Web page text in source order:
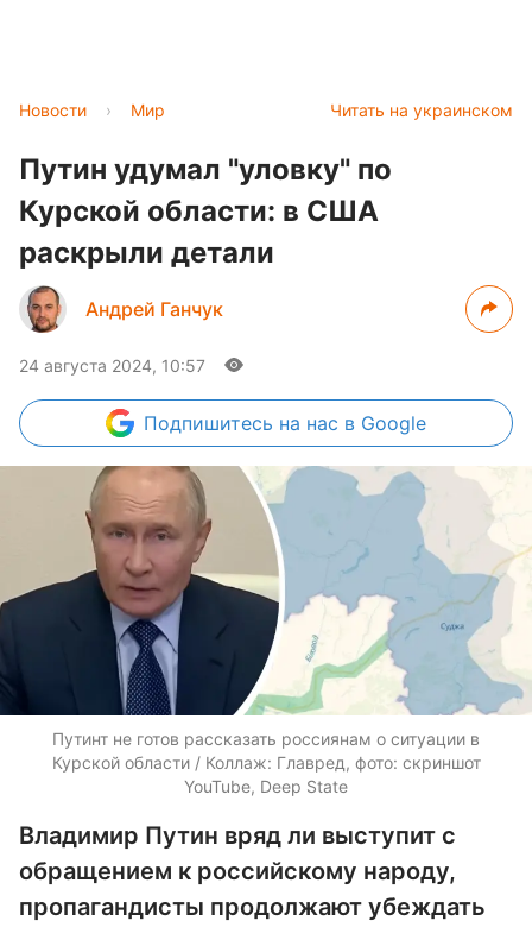
Читать на украинском
Новости › Мир
Путин удумал "уловку" по
Курской области: в США
раскрыли детали
Андрей Ганчук
24 августа 2024, 10:57
Подпишитесь на нас в Google
Путинт не готов рассказать россиянам о ситуации в
Курской области / Коллаж: Главред, фото: скриншот
YouTube, Deep State
Владимир Путин вряд ли выступит с
обращением к российскому народу,
пропагандисты продолжают убеждать